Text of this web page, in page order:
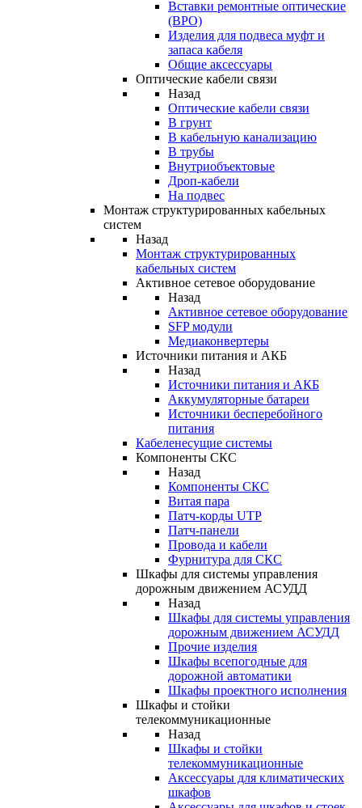
Вставки ремонтные оптические
(ВРО)
Изделия для подвеса муфт и
запаса кабеля
Общие аксессуары
Оптические кабели связи
Назад
Оптические кабели связи
В грунт
В кабельную канализацию
В трубы
Внутриобъектовые
Дроп-кабели
На подвес
Монтаж структурированных кабельных
систем
Назад
Монтаж структурированных
кабельных систем
Активное сетевое оборудование
Назад
Активное сетевое оборудование
SFP модули
Медиаконвертеры
Источники питания и АКБ
Назад
Источники питания и АКБ
Аккумуляторные батареи
Источники бесперебойного
питания
Кабеленесущие системы
Компоненты СКС
Назад
Компоненты СКС
Витая пара
Патч-корды UTP
Патч-панели
Провода и кабели
Фурнитура для СКС
Шкафы для системы управления
дорожным движением АСУДД
Назад
Шкафы для системы управления
дорожным движением АСУДД
Прочие изделия
Шкафы всепогодные для
дорожной автоматики
Шкафы проектного исполнения
Шкафы и стойки
телекоммуникационные
Назад
Шкафы и стойки
телекоммуникационные
Аксессуары для климатических
шкафов